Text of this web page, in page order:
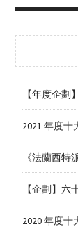
【年度企
2021 年度十
《法蘭西特
【企劃】
2020 年度十